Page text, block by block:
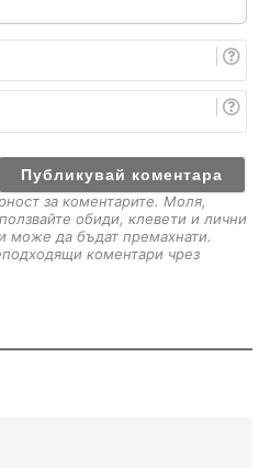
е
a
за коментарите. Моля,
обиди, клевети и лични
може да бъдат премахнати.
коментари чрез